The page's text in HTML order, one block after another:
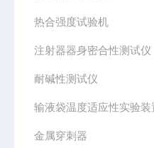
热合强度试验机
注射器器身密合性测试仪
耐碱性测试仪
输液袋温度适应性实验装
金属穿刺器